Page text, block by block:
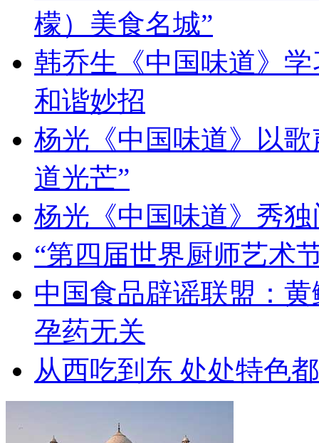
檬）美食名城”
韩乔生《中国味道》
和谐妙招
杨光《中国味道》以
道光芒”
杨光《中国味道》秀
“第四届世界厨师艺术
中国食品辟谣联盟：
孕药无关
从西吃到东 处处特色